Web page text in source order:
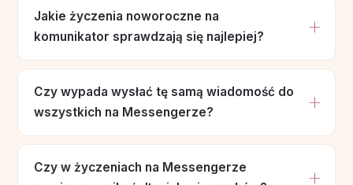
Jakie życzenia noworoczne na
komunikator sprawdzają się najlepiej?
Czy wypada wysłać tę samą wiadomość do
wszystkich na Messengerze?
Czy w życzeniach na Messengerze